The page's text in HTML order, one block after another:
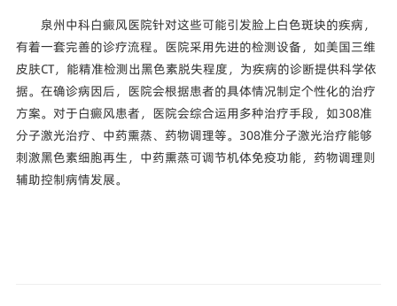
泉州中科白癜风医院针对这些可能引发脸上白色斑块的疾病，
有着一套完善的诊疗流程。医院采用先进的检测设备，如美国三维
皮肤CT，能精准检测出黑色素脱失程度，为疾病的诊断提供科学依
据。在确诊病因后，医院会根据患者的具体情况制定个性化的治疗
方案。对于白癜风患者，医院会综合运用多种治疗手段，如308准
分子激光治疗、中药熏蒸、药物调理等。308准分子激光治疗能够
刺激黑色素细胞再生，中药熏蒸可调节机体免疫功能，药物调理则
辅助控制病情发展。